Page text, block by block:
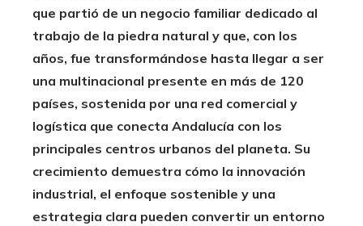
que partió de un negocio familiar dedicado al
trabajo de la piedra natural y que, con los
años, fue transformándose hasta llegar a ser
una multinacional presente en más de 120
países, sostenida por una red comercial y
logística que conecta Andalucía con los
principales centros urbanos del planeta. Su
crecimiento demuestra cómo la innovación
industrial, el enfoque sostenible y una
estrategia clara pueden convertir un entorno